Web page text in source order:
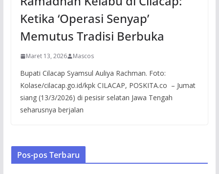
Ketika ‘Operasi Senyap’
Memutus Tradisi Berbuka
Maret 13, 2026 Mascos
Bupati Cilacap Syamsul Auliya Rachman. Foto:
Kolase/cilacap.go.id/kpk CILACAP, POSKITA.co – Jumat
siang (13/3/2026) di pesisir selatan Jawa Tengah
seharusnya berjalan
Pos-pos Terbaru